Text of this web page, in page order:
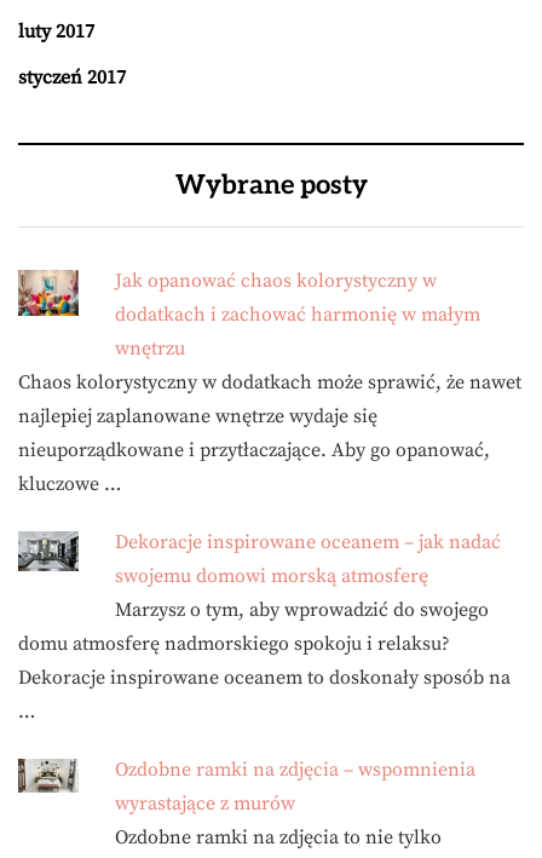
luty 2017
styczeń 2017
Wybrane posty
Jak opanować chaos kolorystyczny w
dodatkach i zachować harmonię w małym
wnętrzu
Chaos kolorystyczny w dodatkach może sprawić, że nawet
najlepiej zaplanowane wnętrze wydaje się
nieuporządkowane i przytłaczające. Aby go opanować,
kluczowe …
Dekoracje inspirowane oceanem – jak nadać
swojemu domowi morską atmosferę
Marzysz o tym, aby wprowadzić do swojego
domu atmosferę nadmorskiego spokoju i relaksu?
Dekoracje inspirowane oceanem to doskonały sposób na
…
Ozdobne ramki na zdjęcia – wspomnienia
wyrastające z murów
Ozdobne ramki na zdjęcia to nie tylko